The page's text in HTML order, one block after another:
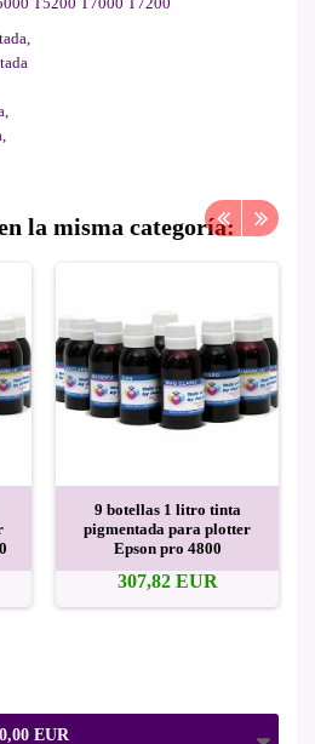
0,00 EUR
la misma categoría:
9 botellas 1 litro tinta
pigmentada para plotter
Epson pro 4800
307,82 EUR